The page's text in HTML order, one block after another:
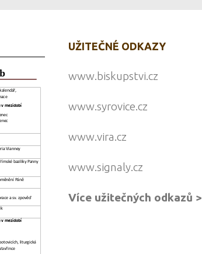
UŽITEČNÉ ODKAZY
www.biskupstvi.cz
www.syrovice.cz
www.vira.cz
www.signaly.cz
Více užitečných odkazů >